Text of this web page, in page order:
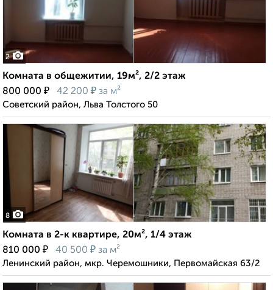
2
Комната в общежитии, 19м², 2/2 этаж
800 000 ₽ 42 200 ₽ за м²
Советский район, Льва Толстого 50
8
Комната в 2-к квартире, 20м², 1/4 этаж
810 000 ₽ 40 500 ₽ за м²
Ленинский район, мкр. Черемошники, Первомайская 63/2